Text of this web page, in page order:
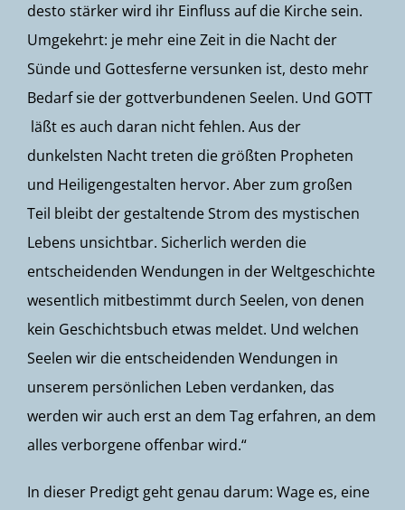
desto stärker wird ihr Einfluss auf die Kirche sein.
Umgekehrt: je mehr eine Zeit in die Nacht der
Sünde und Gottesferne versunken ist, desto mehr
Bedarf sie der gottverbundenen Seelen. Und GOTT
läßt es auch daran nicht fehlen. Aus der
dunkelsten Nacht treten die größten Propheten
und Heiligengestalten hervor. Aber zum großen
Teil bleibt der gestaltende Strom des mystischen
Lebens unsichtbar. Sicherlich werden die
entscheidenden Wendungen in der Weltgeschichte
wesentlich mitbestimmt durch Seelen, von denen
kein Geschichtsbuch etwas meldet. Und welchen
Seelen wir die entscheidenden Wendungen in
unserem persönlichen Leben verdanken, das
werden wir auch erst an dem Tag erfahren, an dem
alles verborgene offenbar wird.“
In dieser Predigt geht genau darum: Wage es, eine